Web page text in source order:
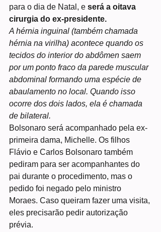
para o dia de Natal, e será a oitava
cirurgia do ex-presidente.
A hérnia inguinal (também chamada
hérnia na virilha) acontece quando os
tecidos do interior do abdômen saem
por um ponto fraco da parede muscular
abdominal formando uma espécie de
abaulamento no local. Quando isso
ocorre dos dois lados, ela é chamada
de bilateral.
Bolsonaro será acompanhado pela ex-
primeira dama, Michelle. Os filhos
Flávio e Carlos Bolsonaro também
pediram para ser acompanhantes do
pai durante o procedimento, mas o
pedido foi negado pelo ministro
Moraes. Caso queiram fazer uma visita,
eles precisarão pedir autorização
prévia.